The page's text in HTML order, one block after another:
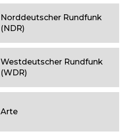
Norddeutscher Rundfunk
(NDR)
Westdeutscher Rundfunk
(WDR)
Arte